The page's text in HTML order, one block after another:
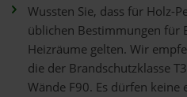
Wussten Sie, dass für Holz-
üblichen Bestimmungen für
Heizräume gelten. Wir
die der Brandschutzklasse
Wände F90. Es dürfen